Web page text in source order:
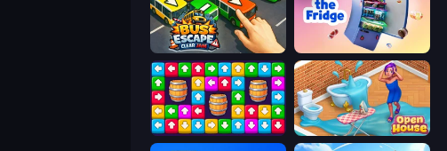
Bus Escape: Clear Jam Fill The Fridge
Tap Away Story Open House